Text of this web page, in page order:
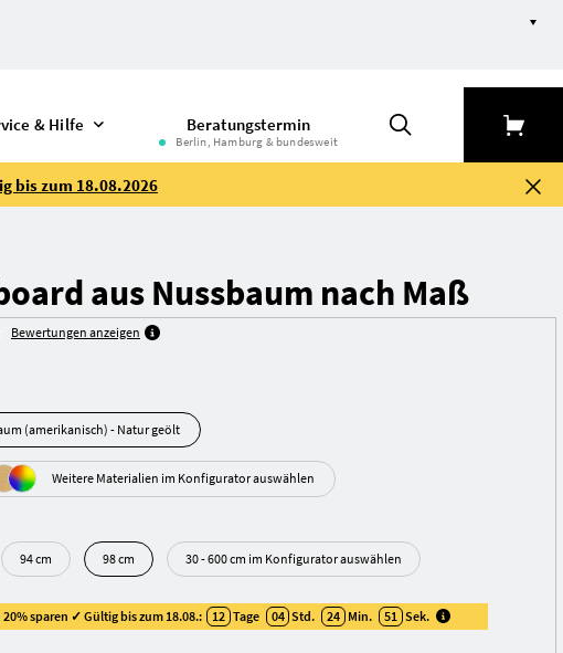
& Hilfe Beratungstermin
Berlin, Hamburg & bundesweit
bis zum 18.08.2026
aus Nussbaum nach Maß
Bewertungen anzeigen
Nussbaum (amerika­nisch) - Natur geölt
Weitere Materialien im Konfigurator auswählen
94 cm 98 cm 30 - 600 cm im Konfigurator auswählen
20% sparen ✓ Gültig bis zum 18.08.: 12 Tage 04 Std. 24 Min. 51 Sek.